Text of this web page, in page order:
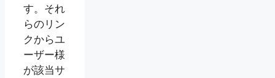
す。それ
らのリン
クからユ
ーザー様
が該当サ